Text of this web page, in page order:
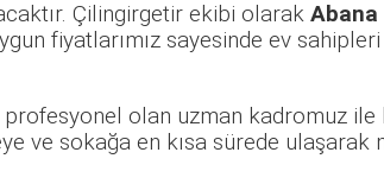
Çilingirgetir ekibi olarak Abana
fiyatlarımız sayesinde ev
olan uzman kadromuz
ve sokağa en kısa sürede